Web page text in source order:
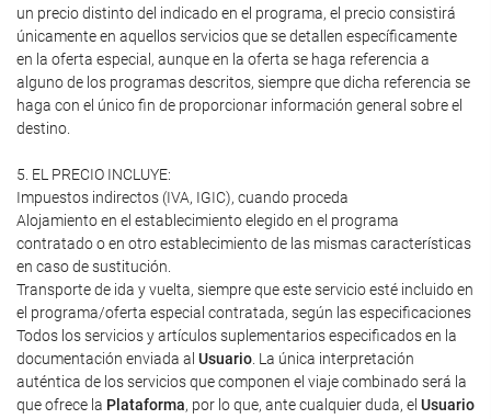
un precio distinto del indicado en el programa, el precio consistirá
únicamente en aquellos servicios que se detallen específicamente
en la oferta especial, aunque en la oferta se haga referencia a
alguno de los programas descritos, siempre que dicha referencia se
haga con el único fin de proporcionar información general sobre el
destino.
5. EL PRECIO INCLUYE:
Impuestos indirectos (IVA, IGIC), cuando proceda
Alojamiento en el establecimiento elegido en el programa
contratado o en otro establecimiento de las mismas características
en caso de sustitución.
Transporte de ida y vuelta, siempre que este servicio esté incluido en
el programa/oferta especial contratada, según las especificaciones
Todos los servicios y artículos suplementarios especificados en la
documentación enviada al Usuario . La única interpretación
auténtica de los servicios que componen el viaje combinado será la
que ofrece la Plataforma, por lo que, ante cualquier duda, el Usuario